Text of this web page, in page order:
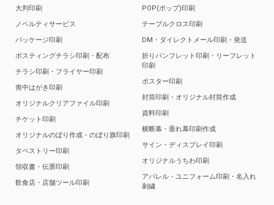
大判印刷
ノベルティサービス
パッケージ印刷
ポスティングチラシ印刷・配布
チラシ印刷・フライヤー印刷
喪中はがき印刷
オリジナルクリアファイル印刷
チケット印刷
オリジナルのぼり作成・のぼり旗印刷
タペストリー印刷
領収書・伝票印刷
飲食店・店舗ツール印刷
POP(ポップ)印刷
テーブルクロス印刷
DM・ダイレクトメール印刷・発送
折りパンフレット印刷・リーフレット
印刷
ポスター印刷
封筒印刷・オリジナル封筒作成
資料印刷
横断幕・垂れ幕印刷作成
サイン・ディスプレイ印刷
オリジナルうちわ印刷
アパレル・ユニフォーム印刷・名入れ
刺繍